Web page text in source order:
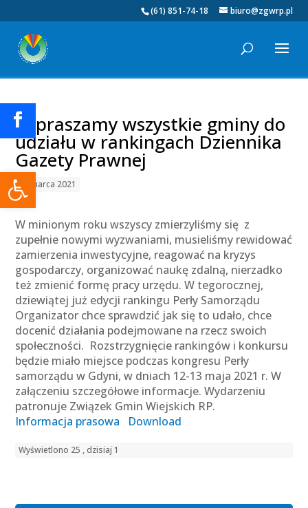
Otwórz pasek narzędzi
(61) 851-74-18 biuro@zgwrp.pl
Zapraszamy wszystkie gminy do
udziału w rankingach Dziennika
Gazety Prawnej
04 marca 2021
W minionym roku wszyscy zmierzyliśmy się z
zupełnie nowymi wyzwaniami, musieliśmy rewidować
zamierzenia inwestycyjne, reagować na kryzys
gospodarczy, organizować naukę zdalną, nierzadko
też zmienić formę pracy urzędu. W tegorocznej,
dziewiątej już edycji rankingu Perły Samorządu
Organizator chce sprawdzić jak się to udało, chce
docenić działania podejmowane na rzecz swoich
społeczności. Rozstrzygnięcie rankingów i konkursu
będzie miało miejsce podczas kongresu Perły
samorządu w Gdyni, w dniach 12-13 maja 2021 r. W
załączeniu szczegółowe informacje. Wydarzeniu
patronuje Związek Gmin Wiejskich RP.
Informacja prasowa
Download
Wyświetlono 25 , dzisiaj 1